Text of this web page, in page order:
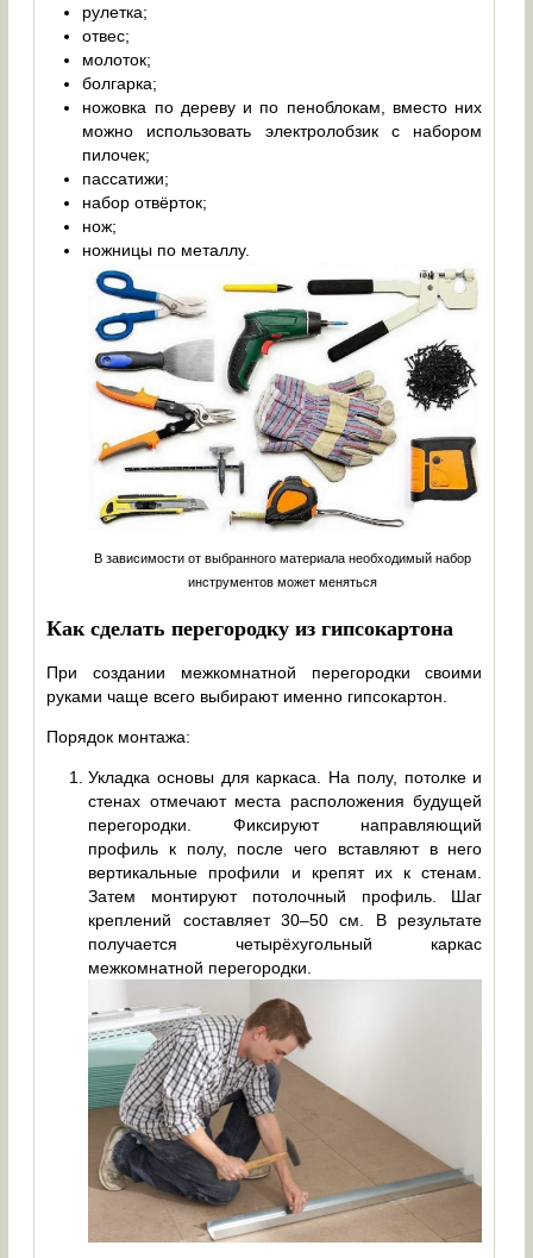
рулетка;
отвес;
молоток;
болгарка;
ножовка по дереву и по пеноблокам, вместо них
можно использовать электролобзик с набором
пилочек;
пассатижи;
набор отвёрток;
нож;
ножницы по металлу.
В зависимости от выбранного материала необходимый набор
инструментов может меняться
Как сделать перегородку из гипсокартона
При создании межкомнатной перегородки своими
руками чаще всего выбирают именно гипсокартон.
Порядок монтажа:
Укладка основы для каркаса. На полу, потолке и
стенах отмечают места расположения будущей
перегородки. Фиксируют направляющий
профиль к полу, после чего вставляют в него
вертикальные профили и крепят их к стенам.
Затем монтируют потолочный профиль. Шаг
креплений составляет 30–50 см. В результате
получается четырёхугольный каркас
межкомнатной перегородки.